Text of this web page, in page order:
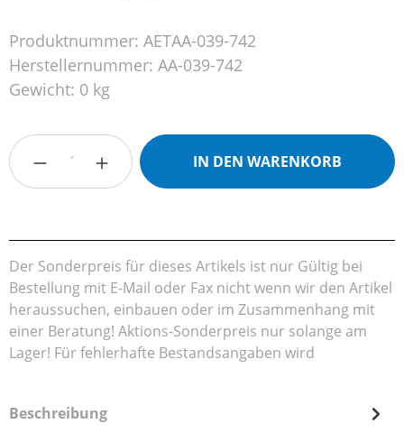
Produktnummer: AETAA-039-742
Herstellernummer: AA-039-742
Gewicht: 0 kg
Produkt Anzahl: Gib den gewünschten
IN DEN WARENKORB
Der Sonderpreis für dieses Artikels ist nur Gültig bei
Bestellung mit E-Mail oder Fax nicht wenn wir den Artikel
heraussuchen, einbauen oder im Zusammenhang mit
einer Beratung! Aktions-Sonderpreis nur solange am
Lager! Für fehlerhafte Bestandsangaben wird
Beschreibung